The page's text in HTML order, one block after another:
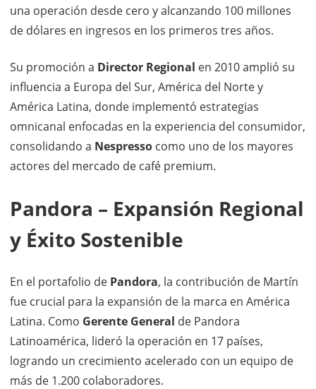
una operación desde cero y alcanzando 100 millones
de dólares en ingresos en los primeros tres años.
Su promoción a Director Regional en 2010 amplió su
influencia a Europa del Sur, América del Norte y
América Latina, donde implementó estrategias
omnicanal enfocadas en la experiencia del consumidor,
consolidando a Nespresso como uno de los mayores
actores del mercado de café premium.
Pandora – Expansión Regional
y Éxito Sostenible
En el portafolio de Pandora, la contribución de Martín
fue crucial para la expansión de la marca en América
Latina. Como Gerente General de Pandora
Latinoamérica, lideró la operación en 17 países,
logrando un crecimiento acelerado con un equipo de
más de 1.200 colaboradores.